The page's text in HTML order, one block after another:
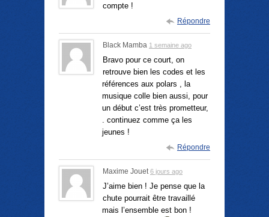
compte !
Répondre
Black Mamba 1 semaine ago
Bravo pour ce court, on
retrouve bien les codes et les
références aux polars , la
musique colle bien aussi, pour
un début c’est très prometteur,
. continuez comme ça les
jeunes !
Répondre
Maxime Jouet 6 jours ago
J’aime bien ! Je pense que la
chute pourrait être travaillé
mais l’ensemble est bon !